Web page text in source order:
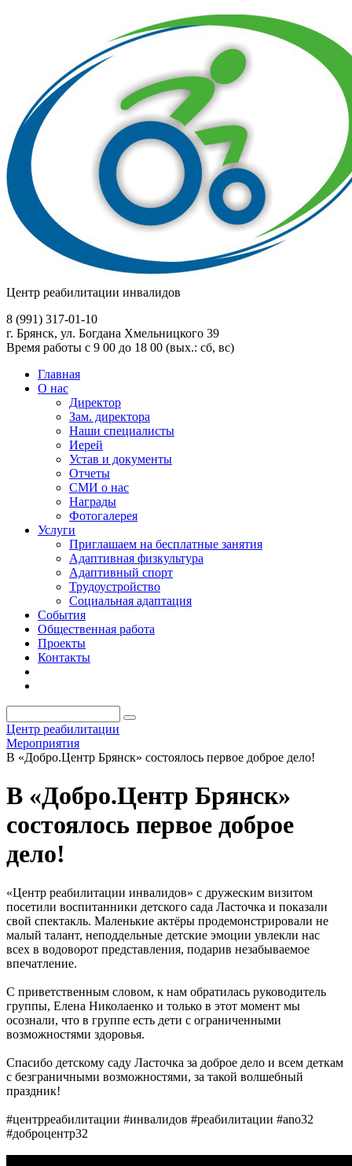
Центр реабилитации инвалидов
8 (991) 317-01-10
г. Брянск, ул. Богдана Хмельницкого 39
Время работы с 9 00 до 18 00 (вых.: сб, вс)
Главная
О нас
Директор
Зам. директора
Наши специалисты
Иерей
Устав и документы
Отчеты
СМИ о нас
Награды
Фотогалерея
Услуги
Приглашаем на бесплатные занятия
Адаптивная физкультура
Адаптивный спорт
Трудоустройство
Социальная адаптация
События
Общественная работа
Проекты
Контакты
Центр реабилитации
Мероприятия
В «Добро.Центр Брянск» состоялось первое доброе дело!
В «Добро.Центр Брянск»
состоялось первое доброе
дело!
«Центр реабилитации инвалидов» с дружеским визитом
посетили воспитанники детского сада Ласточка и показали
свой спектакль. Маленькие актёры продемонстрировали не
малый талант, неподдельные детские эмоции увлекли нас
всех в водоворот представления, подарив незабываемое
впечатление.
С приветственным словом, к нам обратилась руководитель
группы, Елена Николаенко и только в этот момент мы
осознали, что в группе есть дети с ограниченными
возможностями здоровья.
Спасибо детскому саду Ласточка за доброе дело и всем деткам
с безграничными возможностями, за такой волшебный
праздник!
#центрреабилитации #инвалидов #реабилитации #ano32
#доброцентр32